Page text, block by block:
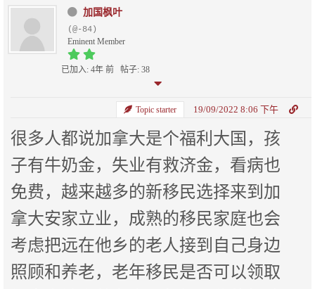
加国枫叶
(@-84)
Eminent Member
已加入: 4年 前 帖子: 38
Topic starter 19/09/2022 8:06 下午
很多人都说加拿大是个福利大国，孩
子有牛奶金，失业有救济金，看病也
免费，越来越多的新移民选择来到加
拿大安家立业，成熟的移民家庭也会
考虑把远在他乡的老人接到自己身边
照顾和养老，老年移民是否可以领取